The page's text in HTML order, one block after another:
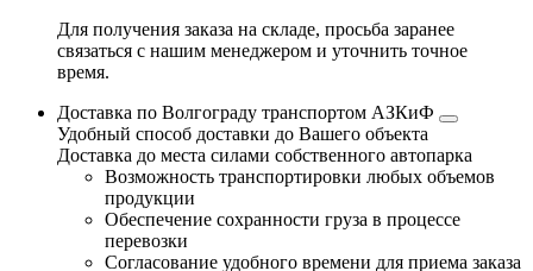
Для получения заказа на складе, просьба заранее
связаться с нашим менеджером и уточнить точное
время.
Доставка по Волгограду транспортом АЗКиФ
Удобный способ доставки до Вашего объекта
Доставка до места силами собственного автопарка
Возможность транспортировки любых объемов
продукции
Обеспечение сохранности груза в процессе
перевозки
Согласование удобного времени для приема заказа